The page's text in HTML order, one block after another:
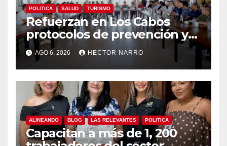
POLITICA SALUD TURISMO
Refuerzan en Los Cabos
protocolos de prevención y
rescate en playas ante oleaje
y temporada de ciclones
AGO 6, 2026 HECTOR NARRO
ALINEANDO BLOG LAS RELEVANTES POLITICA
Capacitan a más de 1, 200